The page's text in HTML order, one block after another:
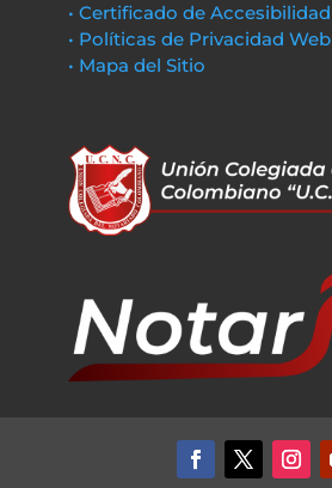
• Certificado de Accesibilidad
• Políticas de Privacidad Web
• Mapa del Sitio